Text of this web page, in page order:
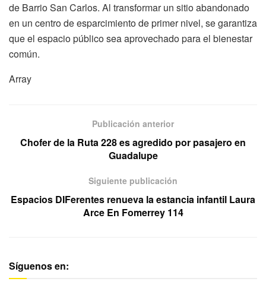
de Barrio San Carlos. Al transformar un sitio abandonado
en un centro de esparcimiento de primer nivel, se garantiza
que el espacio público sea aprovechado para el bienestar
común.
Array
Publicación anterior
Chofer de la Ruta 228 es agredido por pasajero en
Guadalupe
Siguiente publicación
Espacios DIFerentes renueva la estancia infantil Laura
Arce En Fomerrey 114
Síguenos en: